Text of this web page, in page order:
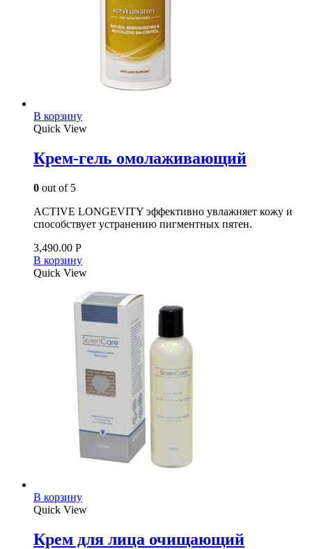
В корзину
Quick View
Крем-гель омолаживающий
0 out of 5
ACTIVE LONGEVITY эффективно увлажняет кожу и
способствует устранению пигментных пятен.
3,490.00 Р
В корзину
Quick View
В корзину
Quick View
Крем для лица очищающий